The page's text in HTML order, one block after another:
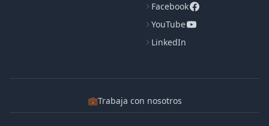
Facebook
YouTube
LinkedIn
💼Trabaja con nosotros